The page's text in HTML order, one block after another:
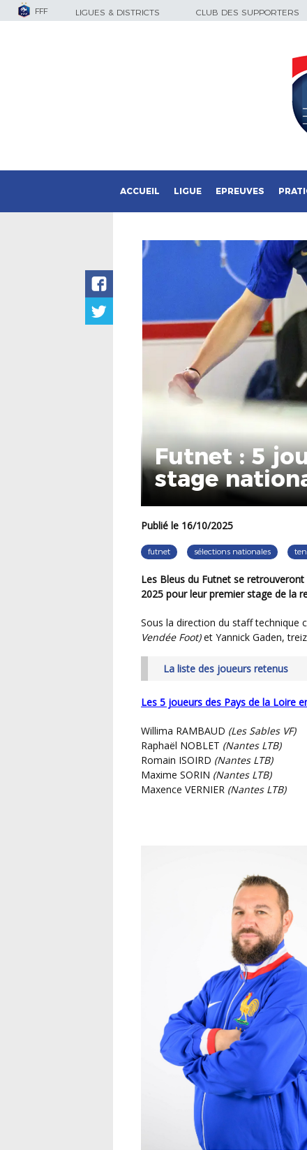
FFF LIGUES & DISTRICTS CLUB DES SUPPORTERS
ACCUEIL LIGUE EPREUVES
Futnet : 5
stage
Publié le 16/10/2025
futnet sélections nationales
Les Bleus du Futnet se retrouveront à Clairefontaine du jeudi 16 au dimanche 19 octobre
2025 pour leur premier stage de la
Sous la direction du staff
Vendée Foot)et Yannick Gaden,
La liste des joueurs retenus
Les 5 joueurs des Pays de la Loire
Willima RAMBAUD (Les Sables VF)
Raphaël NOBLET (Nantes LTB)
Romain ISOIRD (Nantes LTB)
Maxime SORIN (Nantes LTB)
Maxence VERNIER (Nantes LTB)